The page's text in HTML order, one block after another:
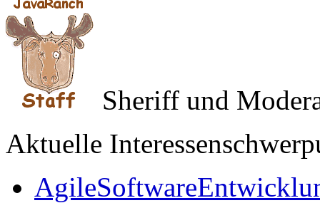
Sheriff und
Aktuelle